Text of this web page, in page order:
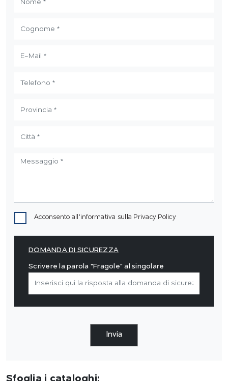
Acconsento all'informativa sulla Privacy Policy
DOMANDA DI SICUREZZA
Scrivere la parola "Fragole" al singolare
Invia